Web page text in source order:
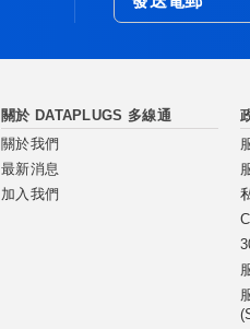
關於 DATAPLUGS 多線通
關於我們
最新消息
加入我們